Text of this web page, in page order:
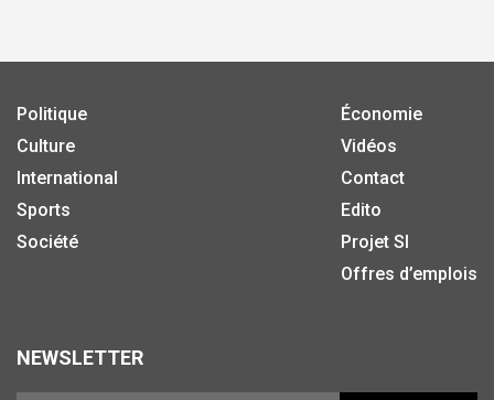
Politique
Culture
International
Sports
Société
Économie
Vidéos
Contact
Edito
Projet SI
Offres d’emplois
NEWSLETTER